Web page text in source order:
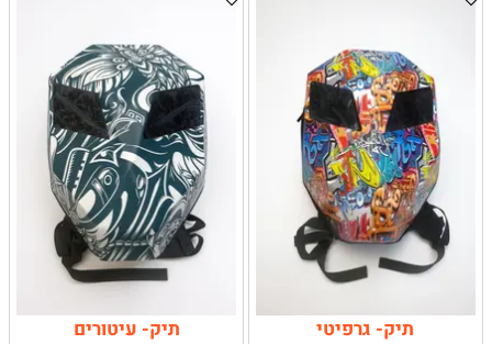
תיק- גרפיטי
תיק- עיטורים